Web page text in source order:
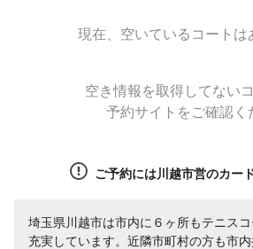
現在、空いているコートは
空き情報を取得してない
予約サイトをご確認く
ご予約には川越市営のカー
埼玉県川越市は市内に６ヶ所もテニス
充実しています。近隣市町村の方も市